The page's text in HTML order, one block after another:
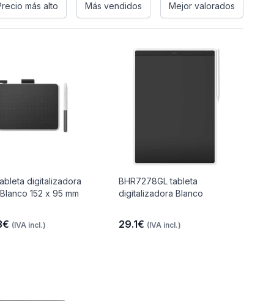
más alto Más vendidos Mejor valorados
digitalizadora
152 x 95 mm
(IVA incl.)
BHR7278GL tableta
digitalizadora Blanco
29.1€ (IVA incl.)